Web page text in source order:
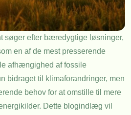
søger efter bæredygtige løsninger,
en af de mest presserende
afhængighed af fossile
bidraget til klimaforandringer, men
behov for at omstille til mere
Dette blogindlæg vil